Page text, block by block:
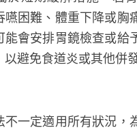
嚥困難、體重下降或胸
能會安排胃鏡檢查或給
以避免食道炎或其他併
不一定適用所有狀況，